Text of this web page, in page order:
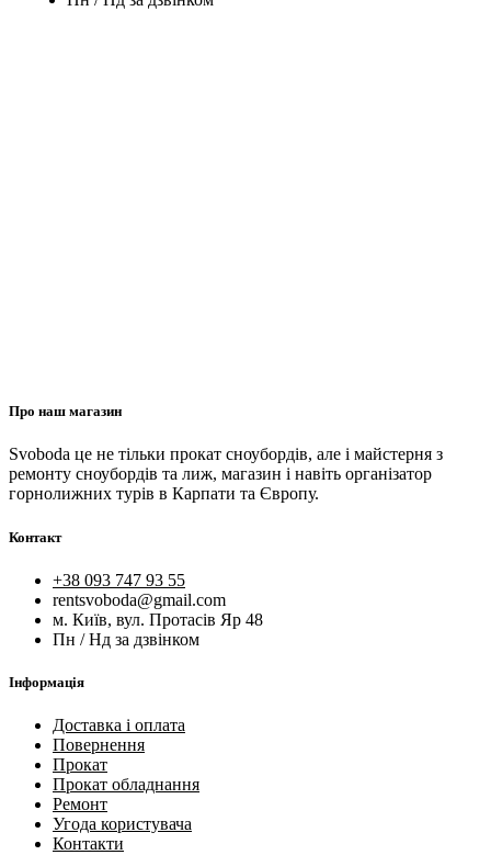
Про наш магазин
Svoboda це не тільки прокат сноубордів, але і майстерня з
ремонту сноубордів та лиж, магазин і навіть організатор
горнолижних турів в Карпати та Європу.
Контакт
+38 093 747 93 55
rentsvoboda@gmail.com
м. Київ, вул. Протасів Яр 48
Пн / Нд за дзвінком
Інформація
Доставка і оплата
Повернення
Прокат
Прокат обладнання
Ремонт
Угода користувача
Контакти